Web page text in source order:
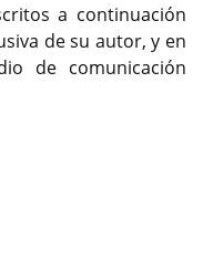
a continuación
de su autor, y en
de comunicación